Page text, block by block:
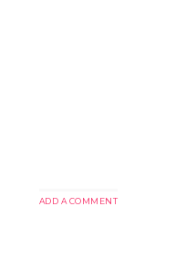
ADD A COMMENT